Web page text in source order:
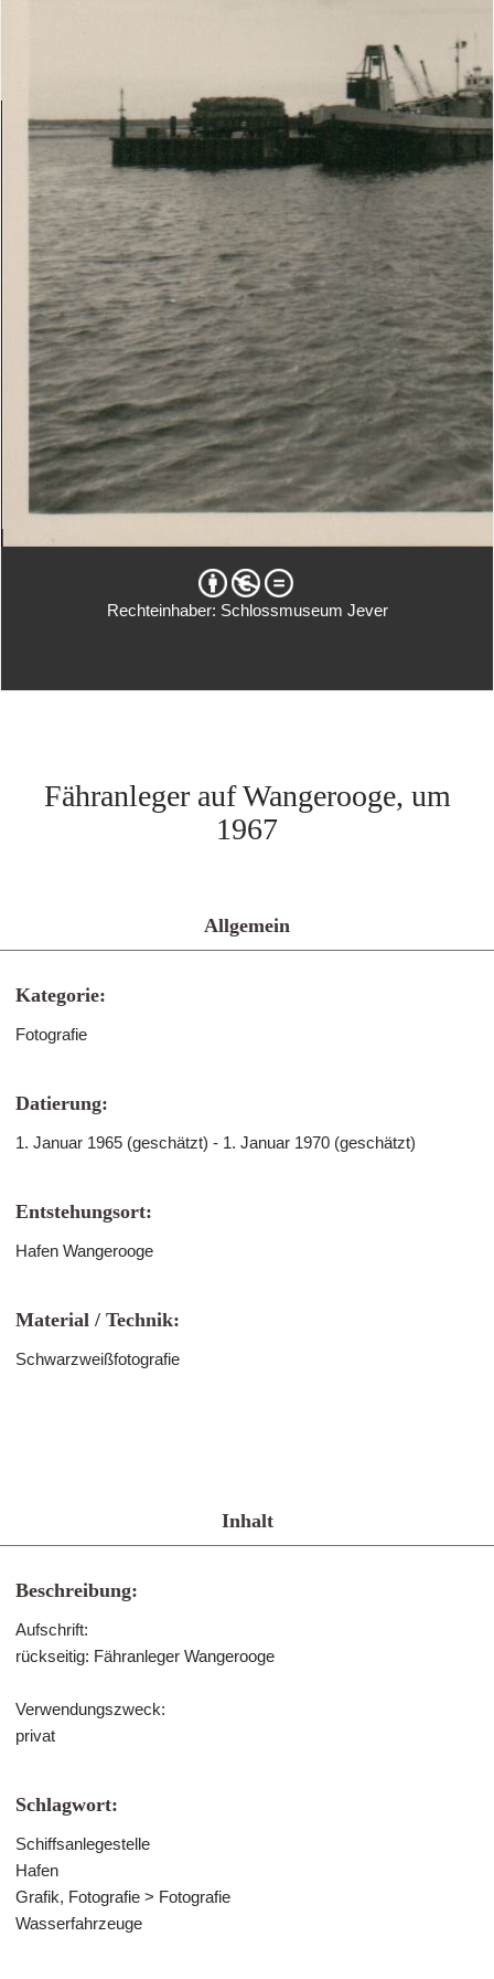
Rechteinhaber: Schlossmuseum Jever
Fähranleger auf Wangerooge, um
1967
Allgemein
Kategorie:
Fotografie
Datierung:
1. Januar 1965 (geschätzt) - 1. Januar 1970 (geschätzt)
Entstehungsort:
Hafen Wangerooge
Material / Technik:
Schwarzweißfotografie
Inhalt
Beschreibung:
Aufschrift:
rückseitig: Fähranleger Wangerooge
Verwendungszweck:
privat
Schlagwort:
Schiffsanlegestelle
Hafen
Grafik, Fotografie > Fotografie
Wasserfahrzeuge